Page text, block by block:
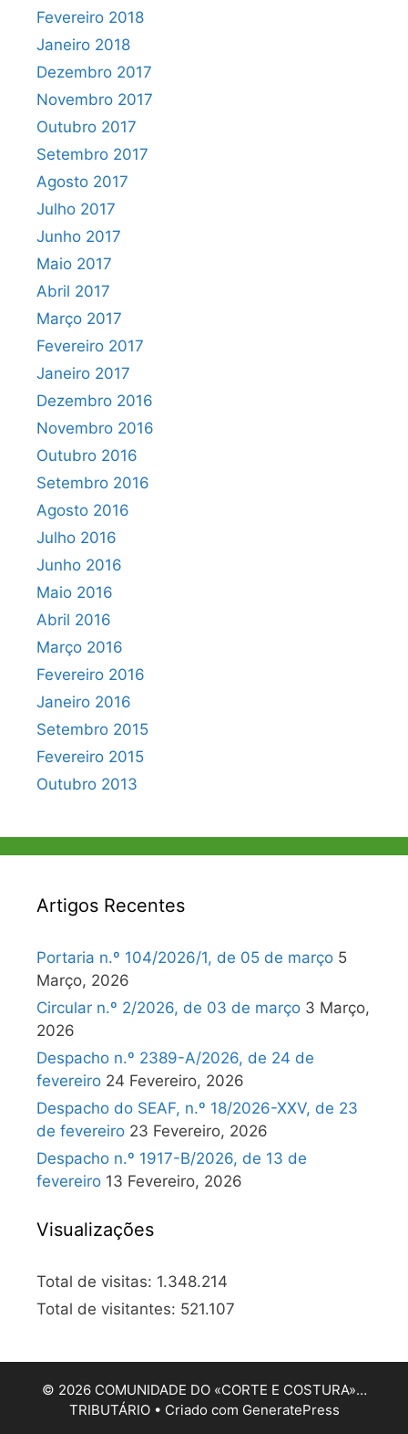
Fevereiro 2018
Janeiro 2018
Dezembro 2017
Novembro 2017
Outubro 2017
Setembro 2017
Agosto 2017
Julho 2017
Junho 2017
Maio 2017
Abril 2017
Março 2017
Fevereiro 2017
Janeiro 2017
Dezembro 2016
Novembro 2016
Outubro 2016
Setembro 2016
Agosto 2016
Julho 2016
Junho 2016
Maio 2016
Abril 2016
Março 2016
Fevereiro 2016
Janeiro 2016
Setembro 2015
Fevereiro 2015
Outubro 2013
Artigos Recentes
Portaria n.º 104/2026/1, de 05 de março 5
Março, 2026
Circular n.º 2/2026, de 03 de março 3 Março,
2026
Despacho n.º 2389-A/2026, de 24 de
fevereiro 24 Fevereiro, 2026
Despacho do SEAF, n.º 18/2026-XXV, de 23
de fevereiro 23 Fevereiro, 2026
Despacho n.º 1917-B/2026, de 13 de
fevereiro 13 Fevereiro, 2026
Visualizações
Total de visitas: 1.348.214
Total de visitantes: 521.107
© 2026 COMUNIDADE DO «CORTE E COSTURA»…
TRIBUTÁRIO• Criado com GeneratePress